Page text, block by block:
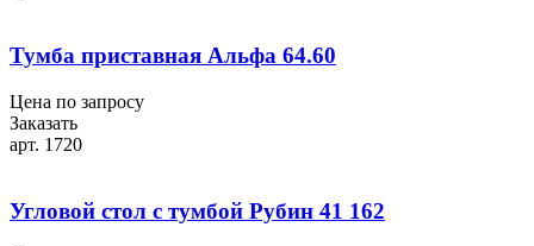
Тумба приставная Альфа 64.60
Цена по запросу
Заказать
арт. 1720
Угловой стол с тумбой Рубин 41 162